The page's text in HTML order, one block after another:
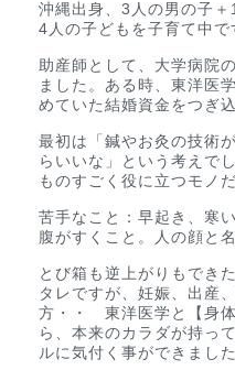
沖縄出身、3人の男の子＋
4人の子どもを子育て中で
助産師として、大学病院
ました。ある時、東洋医
めていた結婚資金をつぎ
最初は「鍼やお灸の技術
らいいな」という考えで
ものすごく役に立つモノ
苦手なこと：早起き、寒
腹がすくこと。人の顔と
とび箱も逆上がりもでき
タレですが、妊娠、出産
方・・ 東洋医学と【身
ら、本来のカラダが持っ
ルに気付く事ができました